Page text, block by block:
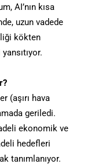
AI’nın kısa
uzun vadede
kökten
(aşırı hava
geriledi.
ekonomik ve
hedefleri
tanımlanıyor.